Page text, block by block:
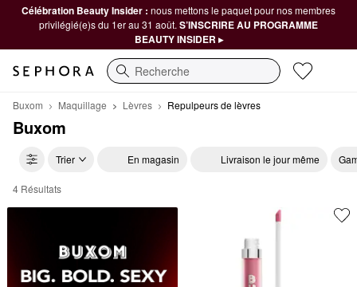
Célébration Beauty Insider : nous mettons le paquet pour nos membres
privilégié(e)s du 1er au 31 août. S’INSCRIRE AU PROGRAMME
BEAUTY INSIDER ▸
Recherche
Buxom Maquillage Lèvres Repulpeurs de lèvres
Buxom
Trier En magasin Livraison le jour même
Buxom Repulpeurs de lèvres
4 Résultats